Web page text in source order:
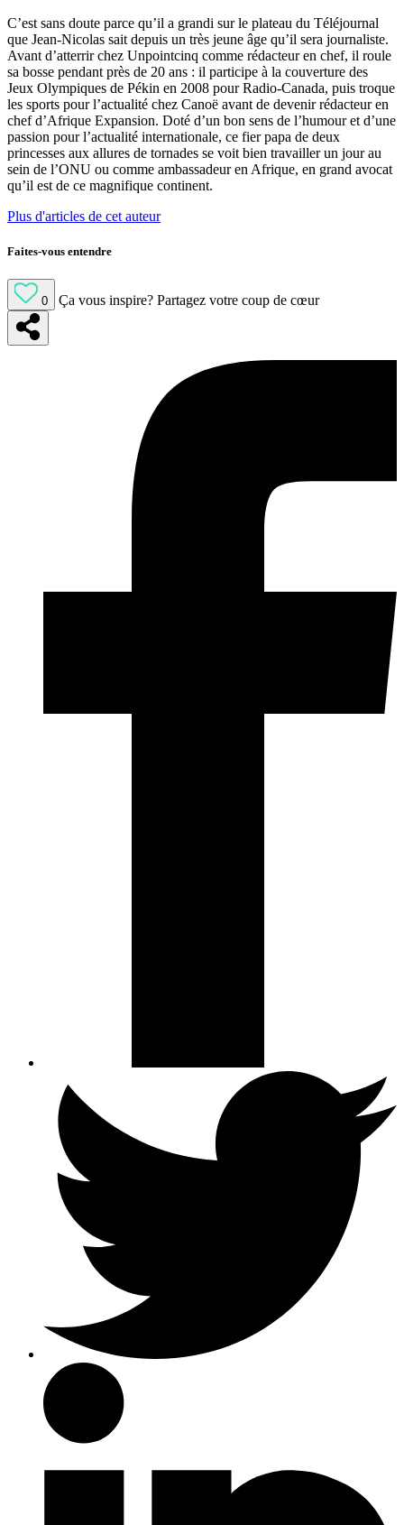
C’est sans doute parce qu’il a grandi sur le plateau du Téléjournal
que Jean-Nicolas sait depuis un très jeune âge qu’il sera journaliste.
Avant d’atterrir chez Unpointcinq comme rédacteur en chef, il roule
sa bosse pendant près de 20 ans : il participe à la couverture des
Jeux Olympiques de Pékin en 2008 pour Radio-Canada, puis troque
les sports pour l’actualité chez Canoë avant de devenir rédacteur en
chef d’Afrique Expansion. Doté d’un bon sens de l’humour et d’une
passion pour l’actualité internationale, ce fier papa de deux
princesses aux allures de tornades se voit bien travailler un jour au
sein de l’ONU ou comme ambassadeur en Afrique, en grand avocat
qu’il est de ce magnifique continent.
Plus d'articles de cet auteur
Faites-vous entendre
0 Ça vous inspire? Partagez votre coup de cœur